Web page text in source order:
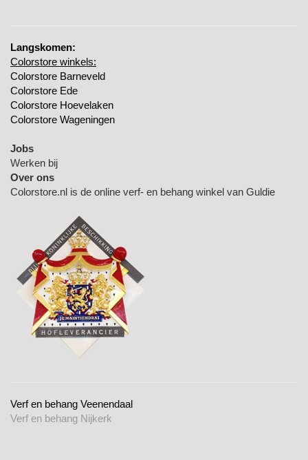
Langskomen:
Colorstore winkels:
Colorstore Barneveld
Colorstore Ede
Colorstore Hoevelaken
Colorstore Wageningen
Jobs
Werken bij
Over ons
Colorstore.nl is de online verf- en behang winkel van Guldie
Verf en behang Veenendaal
Verf en behang Nijkerk